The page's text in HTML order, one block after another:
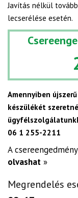
Javítás nélkül
lecserélése esetén.
Amennyiben
készülékét
06 1 255-2211
A
olvashat »
Megrendelés